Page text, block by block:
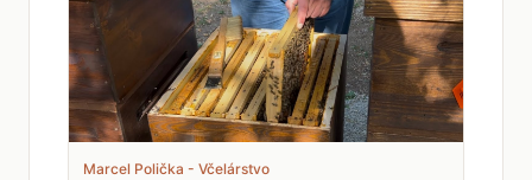
Marcel Polička - Včelárstvo